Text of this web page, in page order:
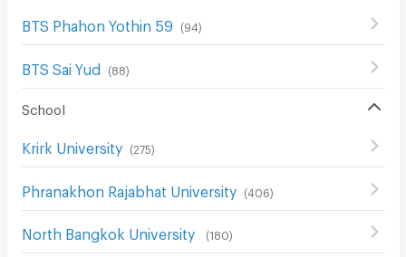
BTS Phahon Yothin 59 (94 )
BTS Sai Yud (88)
School
Krirk University (275)
Phranakhon Rajabhat University (406)
North Bangkok University (180)